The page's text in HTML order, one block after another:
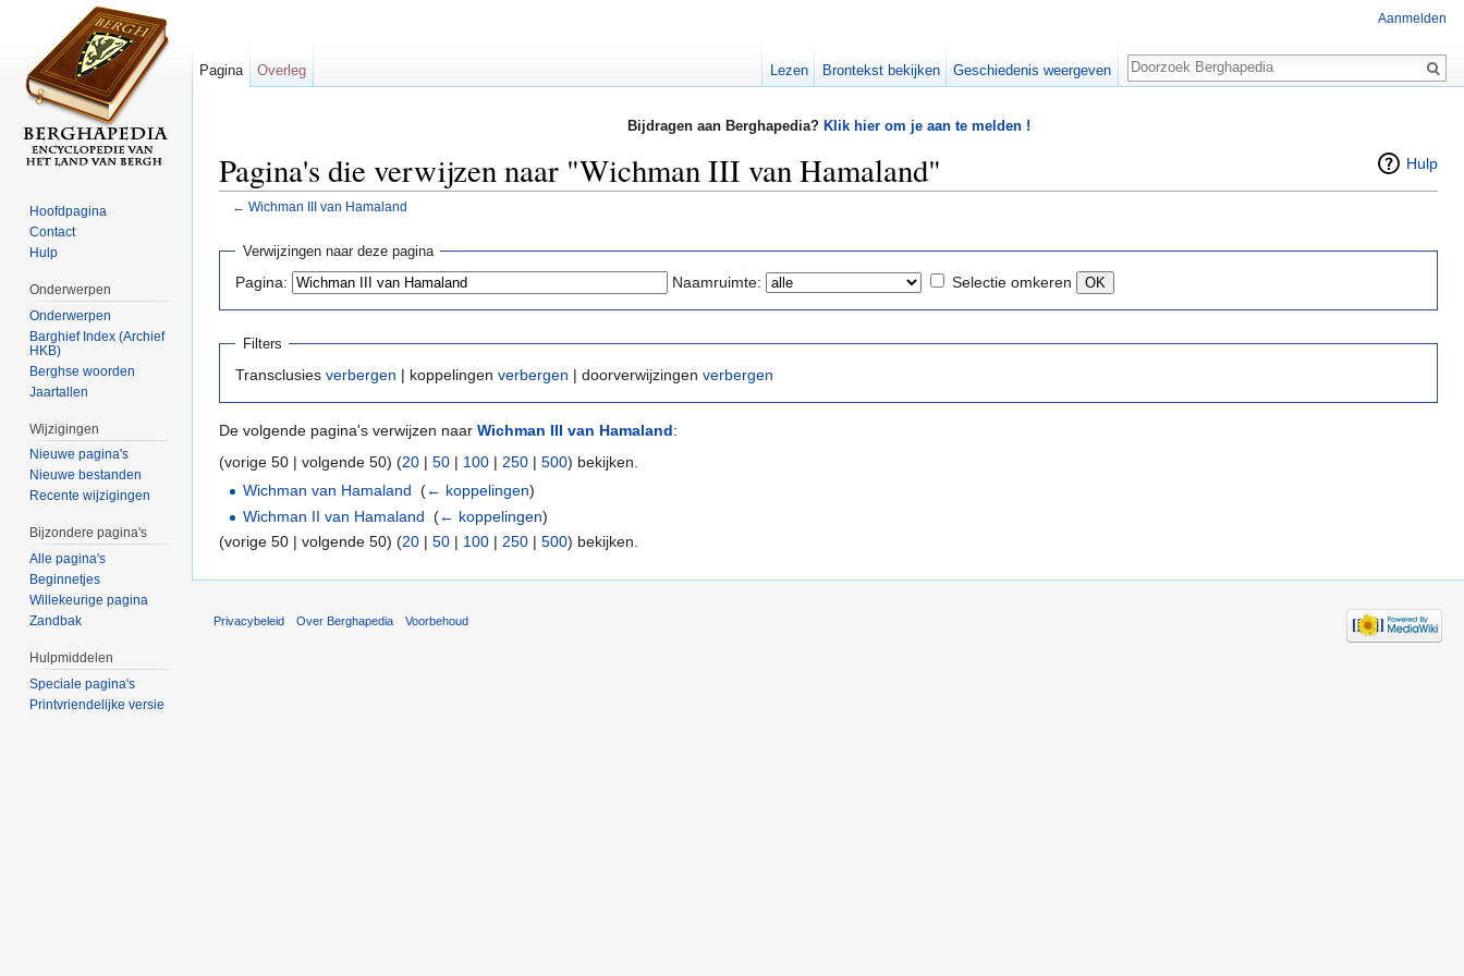
Bijdragen aan Berghapedia? Klik hier om je aan te melden !
Hulp
Pagina's die verwijzen naar "Wichman III van Hamaland"
← Wichman III van Hamaland
Verwijzingen naar deze pagina
Pagina: Naamruimte: Selectie omkeren
Filters
Transclusies verbergen | koppelingen verbergen | doorverwijzingen verbergen
De volgende pagina's verwijzen naar Wichman III van Hamaland:
(vorige 50 | volgende 50) (20 | 50 | 100 | 250 | 500) bekijken.
Wichman van Hamaland ‎(← koppelingen)
Wichman II van Hamaland ‎(← koppelingen)
(vorige 50 | volgende 50) (20 | 50 | 100 | 250 | 500) bekijken.
Aanmelden
Pagina Overleg Lezen Brontekst bekijken Geschiedenis weergeven
Zoeken
Hoofdpagina
Contact
Hulp
Onderwerpen
Onderwerpen
Barghief Index (Archief
HKB)
Berghse woorden
Jaartallen
Wijzigingen
Nieuwe pagina's
Nieuwe bestanden
Recente wijzigingen
Bijzondere pagina's
Alle pagina's
Beginnetjes
Willekeurige pagina
Zandbak
Hulpmiddelen
Speciale pagina's
Printvriendelijke versie
Privacybeleid Over Berghapedia Voorbehoud